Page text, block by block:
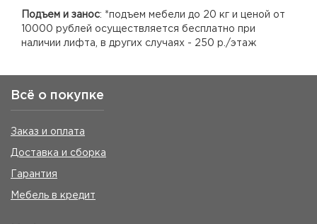
Подъем и занос: *подъем мебели до 20 кг и ценой от
10000 рублей осуществляется бесплатно при
наличии лифта, в других случаях - 250 р./этаж
Всё о покупке
Заказ и оплата
Доставка и сборка
Гарантия
Мебель в кредит